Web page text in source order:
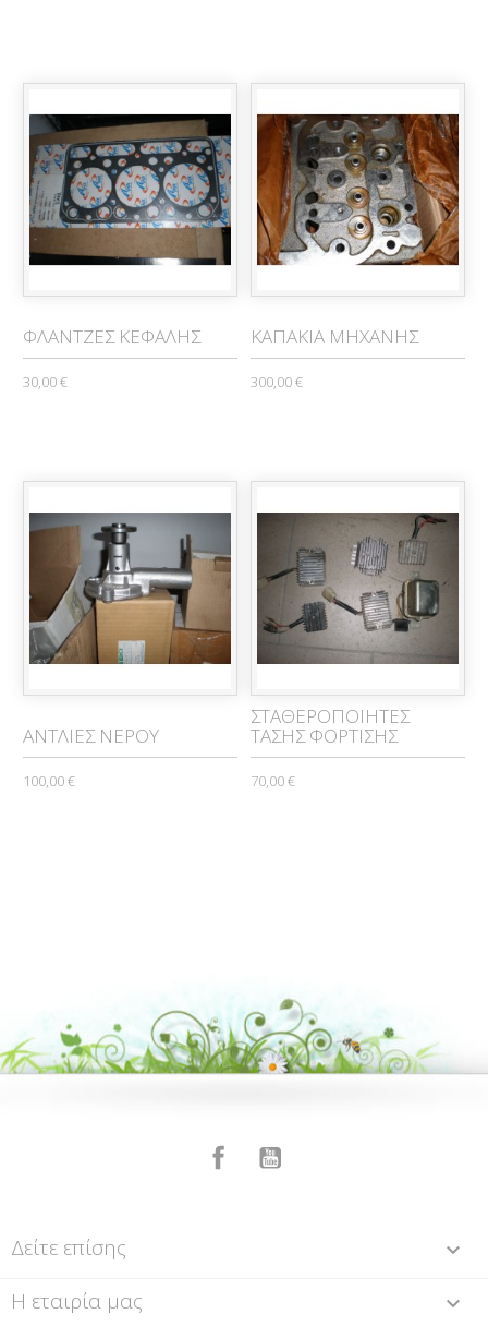
ΦΛΑΝΤΖΕΣ ΚΕΦΑΛΗΣ
30,00 €
ΚΑΠΑΚΙΑ ΜΗΧΑΝΗΣ
300,00 €
ΑΝΤΛΙΕΣ ΝΕΡΟΥ
100,00 €
ΣΤΑΘΕΡΟΠΟΙΗΤΕΣ
ΤΑΣΗΣ ΦΟΡΤΙΣΗΣ
70,00 €
Facebook
Δείτε επίσης 
Η εταιρία μας 